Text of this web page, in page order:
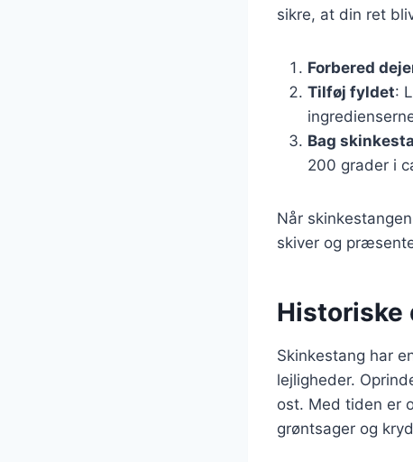
sikre, at din ret
Forbered
Tilføj fyldet:
Bag
200 grader i
Når
skiver og
Historiske
Skinkestang har
lejligheder.
ost. Med tiden er
grøntsager og